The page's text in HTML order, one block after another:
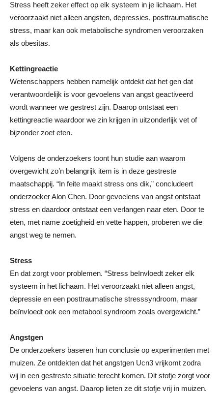
Stress heeft zeker effect op elk systeem in je lichaam. Het
veroorzaakt niet alleen angsten, depressies, posttraumatische
stress, maar kan ook metabolische syndromen veroorzaken
als obesitas.
Kettingreactie
Wetenschappers hebben namelijk ontdekt dat het gen dat
verantwoordelijk is voor gevoelens van angst geactiveerd
wordt wanneer we gestrest zijn. Daarop ontstaat een
kettingreactie waardoor we zin krijgen in uitzonderlijk vet of
bijzonder zoet eten.
Volgens de onderzoekers toont hun studie aan waarom
overgewicht zo’n belangrijk item is in deze gestreste
maatschappij. “In feite maakt stress ons dik,” concludeert
onderzoeker Alon Chen. Door gevoelens van angst ontstaat
stress en daardoor ontstaat een verlangen naar eten. Door te
eten, met name zoetigheid en vette happen, proberen we die
angst weg te nemen.
Stress
En dat zorgt voor problemen. “Stress beïnvloedt zeker elk
systeem in het lichaam. Het veroorzaakt niet alleen angst,
depressie en een posttraumatische stresssyndroom, maar
beïnvloedt ook een metabool syndroom zoals overgewicht.”
Angstgen
De onderzoekers baseren hun conclusie op experimenten met
muizen. Ze ontdekten dat het angstgen Ucn3 vrijkomt zodra
wij in een gestreste situatie terecht komen. Dit stofje zorgt voor
gevoelens van angst. Daarop lieten ze dit stofje vrij in muizen.